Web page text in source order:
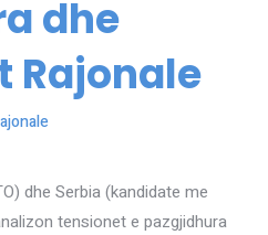
dhe
Rajonale
dhe Serbia (kandidate me
tensionet e pazgjidhura